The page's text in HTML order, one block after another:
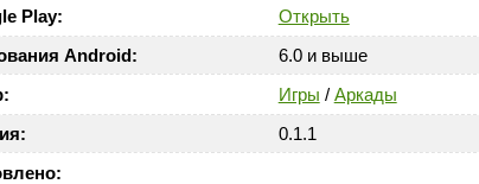
Play:
Открыть
Android:
6.0 и выше
Игры / Аркады
0.1.1